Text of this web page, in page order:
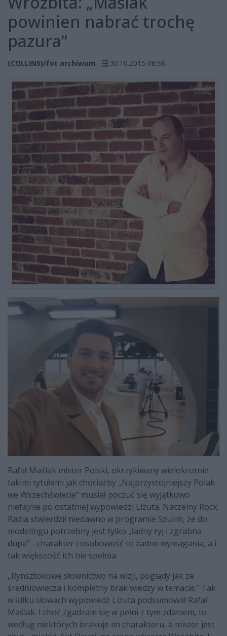
powinien nabrać trochę
pazura”
(COLLINS)/fot archiwum 30.10.2015 08:58
Rafał Maślak mister Polski, okrzykiwany wielokrotnie
takimi tytułami jak chociażby „Najprzystojniejszy Polak
we Wszechświecie” musiał poczuć się wyjątkowo
niefajnie po ostatniej wypowiedzi Lizuta. Naczelny Rock
Radia stwierdził niedawno w programie Szulim, że do
modelingu potrzebny jest tylko „ładny ryj i zgrabna
dupa” - charakter i osobowość to żadne wymagania, a i
tak większość ich nie spełnia.
„Rynsztokowe słownictwo na wizji, poglądy jak ze
średniowiecza i kompletny brak wiedzy w temacie.” Tak
w kilku słowach wypowiedź Lizuta podsumował Rafał
Maślak. I choć zgadzam się w pełni z tym zdaniem, to
według niektórych brakuje im charakteru, a mister jest